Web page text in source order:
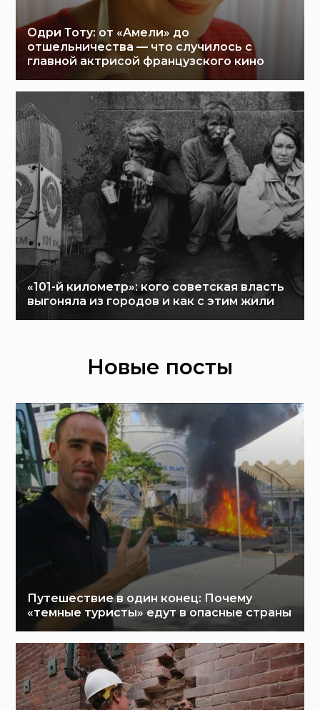
Одри Тоту: от «Амели» до
отшельничества — что случилось с
главной актрисой французского кино
«101-й километр»: кого советская власть
выгоняла из городов и как с этим жили
Новые посты
Путешествие в один конец: Почему
«темные туристы» едут в опасные страны